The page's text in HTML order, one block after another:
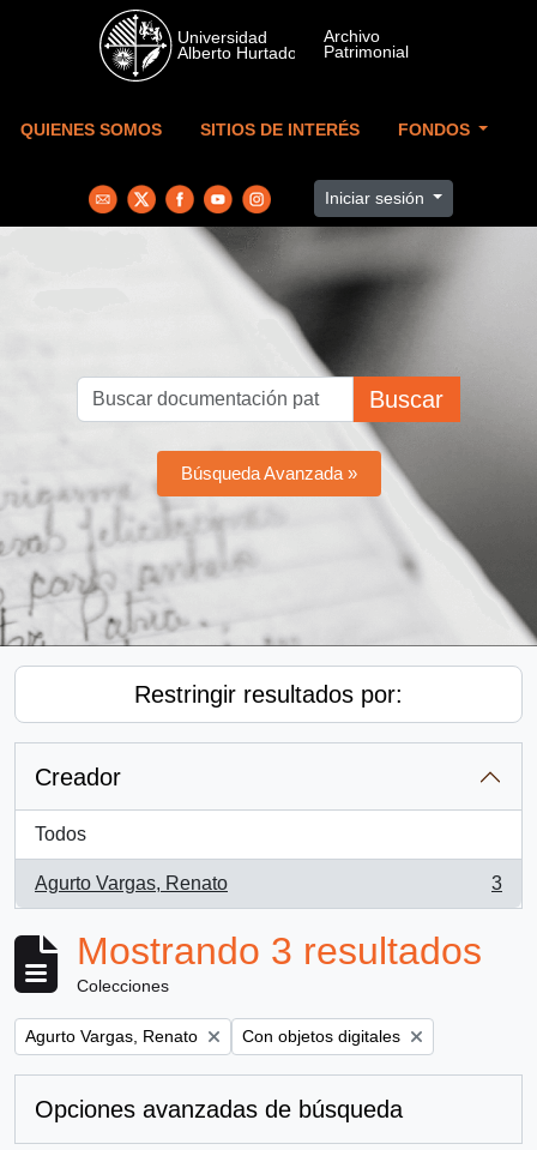
Skip to main content
QUIENES SOMOS SITIOS DE INTERÉS FONDOS
Iniciar sesión
Buscar
Búsqueda Avanzada »
Restringir resultados por:
Creador
Todos
Agurto Vargas, Renato
, 3 resultados
3
Mostrando 3 resultados
Colecciones
Remove filter:
Agurto Vargas, Renato Remove filter:
Con objetos digitales
Opciones avanzadas de búsqueda